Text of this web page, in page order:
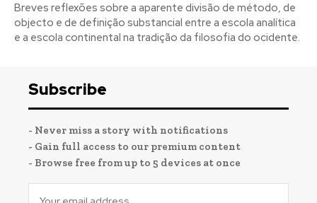
Breves reflexões sobre a aparente divisão de método, de
objecto e de definição substancial entre a escola analítica
e a escola continental na tradição da filosofia do ocidente.
Subscribe
- Never miss a story with notifications
- Gain full access to our premium content
- Browse free from up to 5 devices at once